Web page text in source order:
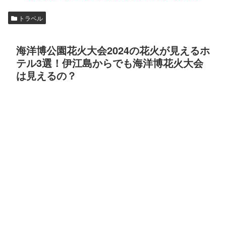
トラベル
海洋博公園花火大会2024の花火が見えるホ
テル3選！伊江島からでも海洋博花火大会
は見えるの？